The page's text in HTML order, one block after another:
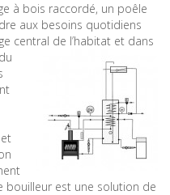
à bois raccordé, un poêle
aux besoins quotidiens
central de l’habitat et dans
bouilleur est une solution de